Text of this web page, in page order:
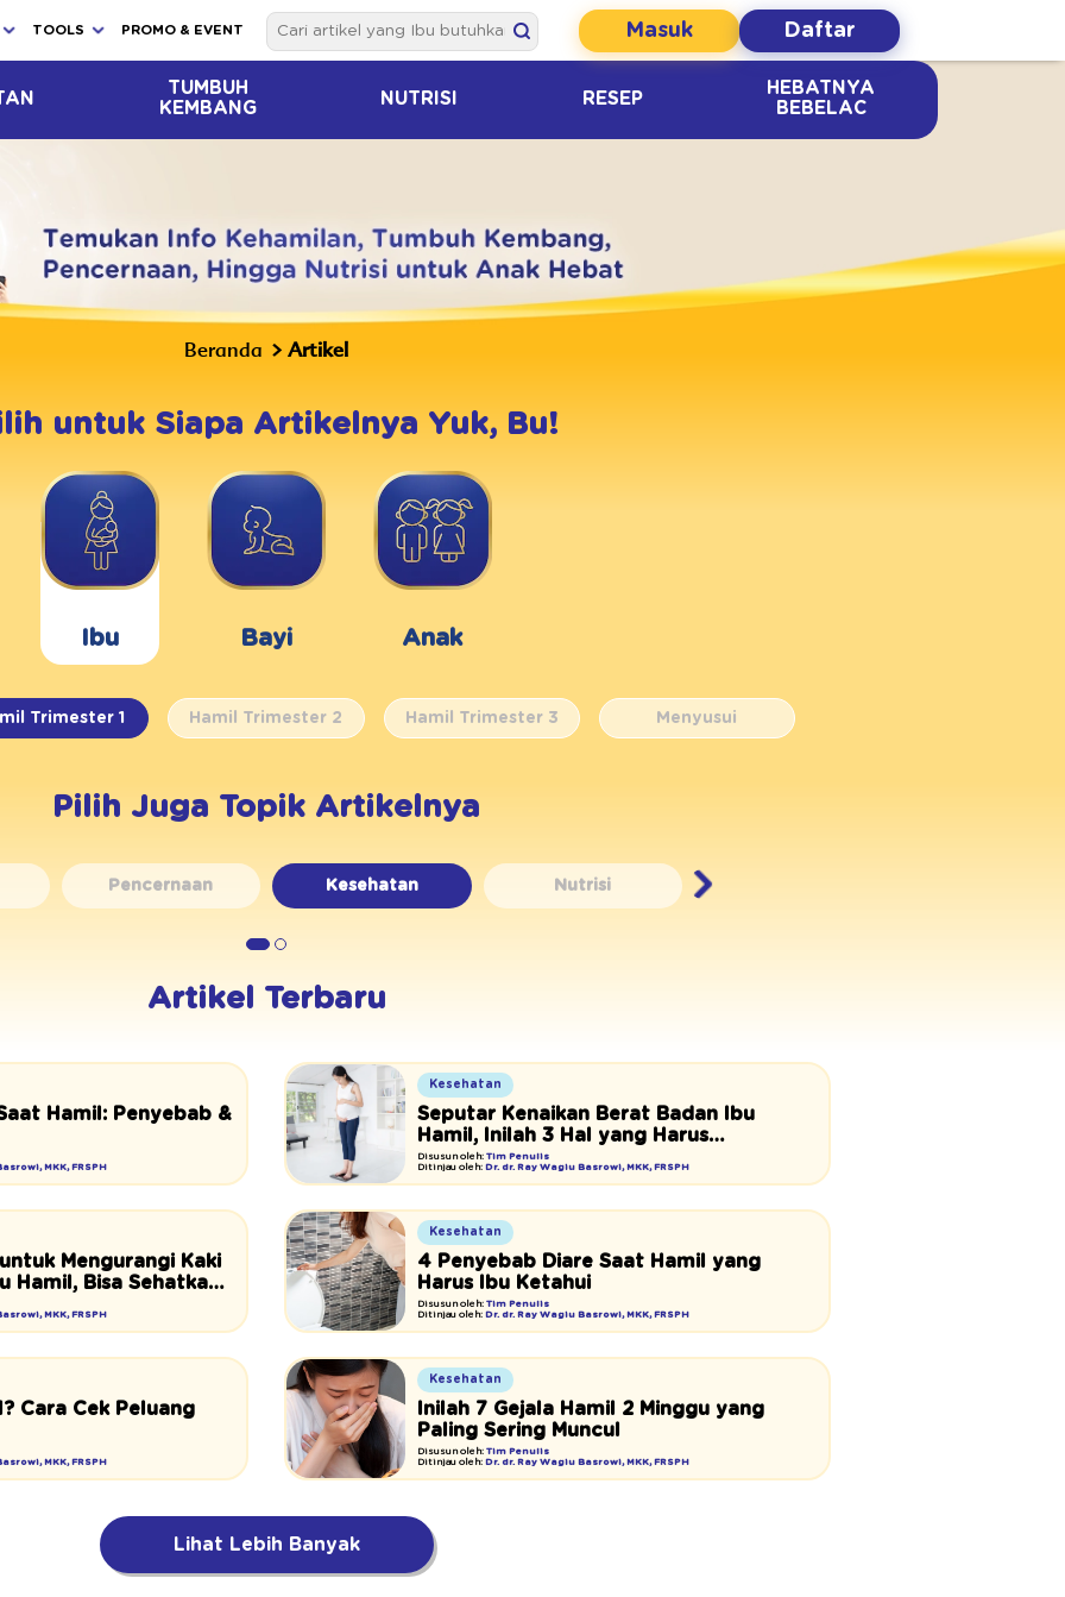
TOOLS PROMO & EVENT Masuk Daftar
TUMBUH
KEMBANG
NUTRISI RESEP
HEBATNYA
BEBELAC
Beranda Artikel
untuk Siapa Artikelnya Yuk, Bu!
Ibu Bayi Anak
Trimester 1 Hamil Trimester 2 Hamil Trimester 3 Menyusui
Pilih Juga Topik Artikelnya
Pencernaan Kesehatan Nutrisi Perkembangan Janin
Artikel Terbaru
Hamil: Penyebab &
MKK, FRSPH
Kesehatan
Seputar Kenaikan Berat Badan Ibu
Hamil, Inilah 3 Hal yang Harus
Diperhatikan
Disusun oleh: Tim Penulis
Ditinjau oleh: Dr. dr. Ray Wagiu Basrowi, MKK, FRSPH
Mengurangi Kaki
Hamil, Bisa Sehatkan
MKK, FRSPH
Kesehatan
4 Penyebab Diare Saat Hamil yang
Harus Ibu Ketahui
Disusun oleh: Tim Penulis
Ditinjau oleh: Dr. dr. Ray Wagiu Basrowi, MKK, FRSPH
Cara Cek Peluang
MKK, FRSPH
Kesehatan
Inilah 7 Gejala Hamil 2 Minggu yang
Paling Sering Muncul
Disusun oleh: Tim Penulis
Ditinjau oleh: Dr. dr. Ray Wagiu Basrowi, MKK, FRSPH
Lihat Lebih Banyak